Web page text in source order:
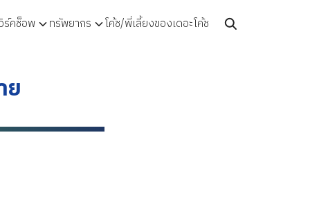
ร์คช็อพ ทรัพยากร
โค้ช/พี่เลี้ยงของเดอะโค้ช
ย